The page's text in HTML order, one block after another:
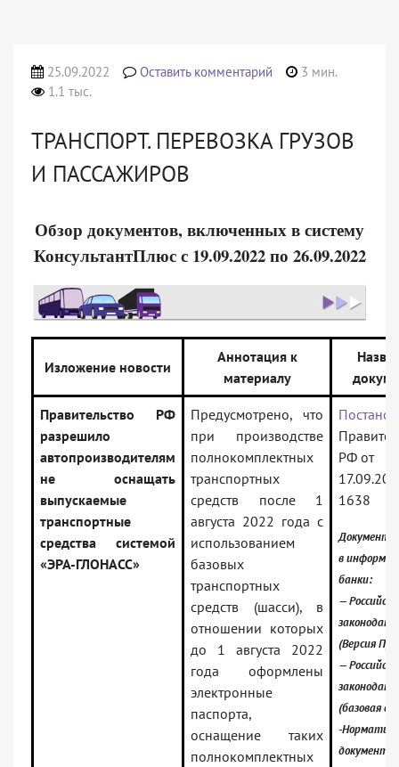
25.09.2022 Оставить комментарий
3 мин.
1.1 тыс.
ТРАНСПОРТ. ПЕРЕВОЗКА ГРУЗОВ
И ПАССАЖИРОВ
Обзор документов, включенных в систему
КонсультантПлюс с 19.09.2022 по 26.09.2022
Изложение новости
Аннотация к
материалу
Правительство РФ
разрешило
автопроизводителям
не оснащать
выпускаемые
транспортные
средства системой
«ЭРА-ГЛОНАСС»
Предусмотрено, что
при производстве
полнокомплектных
транспортных
средств после 1
августа 2022 года с
использованием
базовых
транспортных
средств (шасси), в
отношении которых
до 1 августа 2022
года оформлены
электронные
паспорта,
оснащение таких
полнокомплектных
РФ от
1638
Документ
в
банки:
—
(Версия
—
(базовая
-
документы